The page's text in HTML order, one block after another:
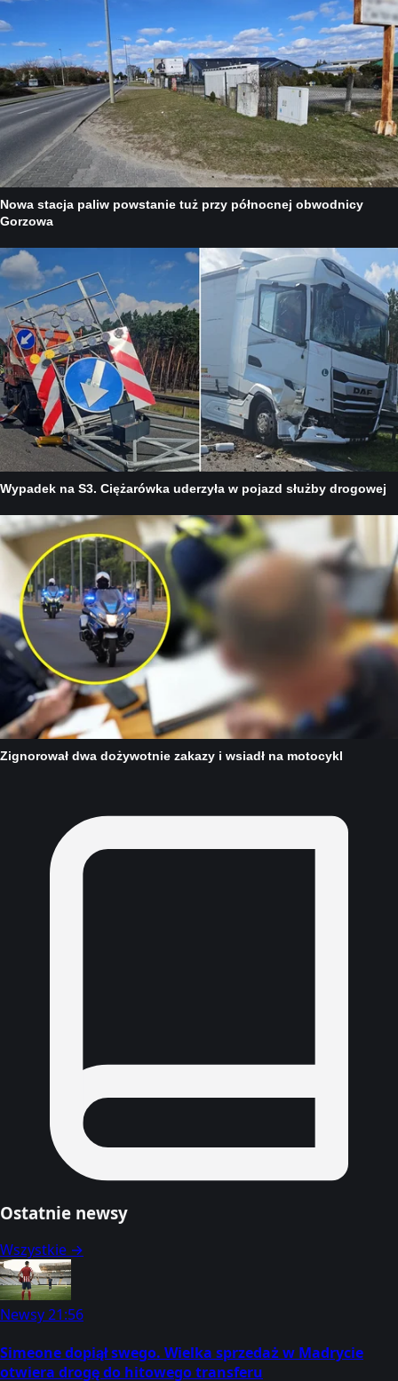
Ostatnie newsy
Wszystkie →
Newsy21:56
Simeone dopiął swego. Wielka sprzedaż w Madrycie
otwiera drogę do hitowego transferu